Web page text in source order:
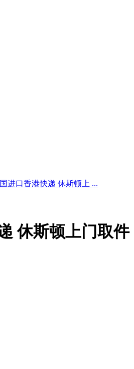
进口香港快递 休斯顿上 ...
休斯顿上门取件